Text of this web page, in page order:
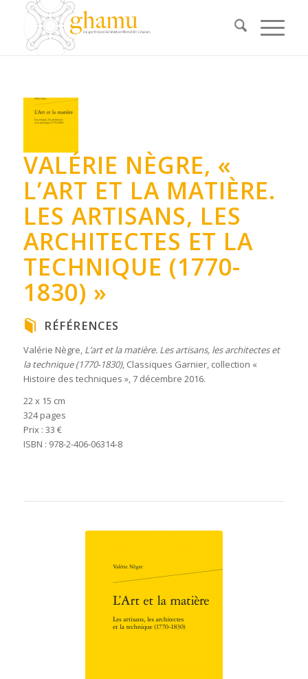
VALÉRIE NÈGRE, «
L’ART ET LA MATIÈRE.
LES ARTISANS, LES
ARCHITECTES ET LA
TECHNIQUE (1770-
1830) »
RÉFÉRENCES
Valérie Nègre, L’art et la matière. Les artisans, les architectes et
la technique (1770-1830), Classiques Garnier, collection «
Histoire des techniques », 7 décembre 2016.
22 x 15 cm
324 pages
Prix : 33 €
ISBN : 978-2-406-06314-8